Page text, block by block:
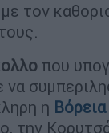
τον
που
η
την